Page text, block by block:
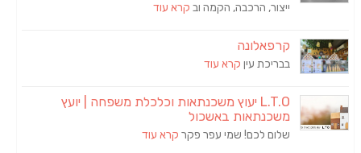
ייצור, הרכבה, הקמה וב קרא עוד
קרפאלונה
בבריכת עין קרא עוד
L.T.O יעוץ משכנתאות וכלכלת משפחה | יועץ
משכנתאות באשכול
שלום לכם! שמי עפר פקר קרא עוד